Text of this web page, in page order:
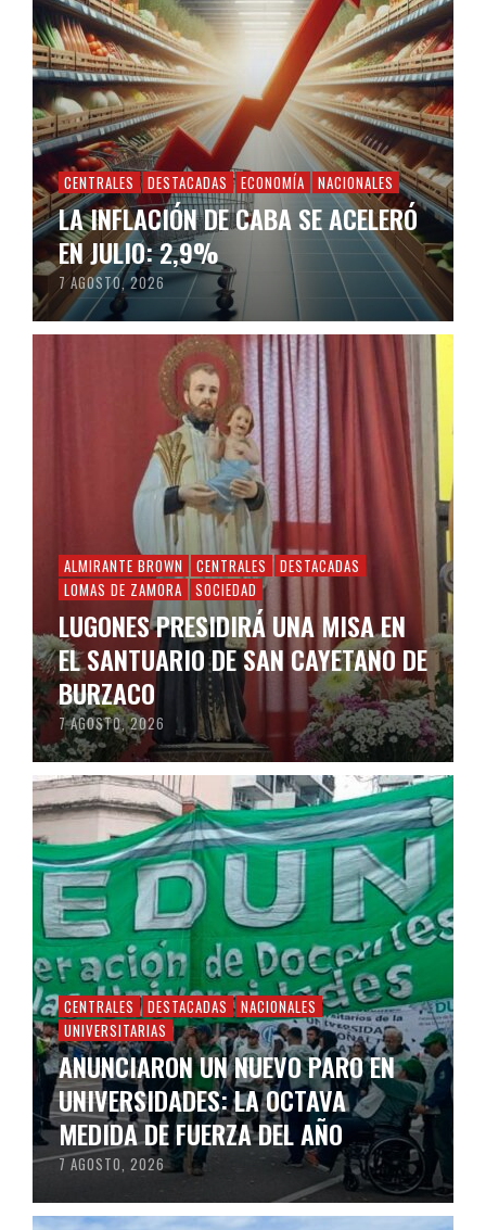
CENTRALES DESTACADAS ECONOMÍA NACIONALES
LA INFLACIÓN DE CABA SE ACELERÓ
EN JULIO: 2,9%
7 AGOSTO, 2026
ALMIRANTE BROWN CENTRALES
DESTACADAS
LOMAS DE ZAMORA
SOCIEDAD
LUGONES PRESIDIRÁ UNA MISA EN
EL SANTUARIO DE SAN CAYETANO DE
BURZACO
7 AGOSTO, 2026
CENTRALES DESTACADAS
NACIONALES
UNIVERSITARIAS
ANUNCIARON UN NUEVO PARO EN
UNIVERSIDADES: LA OCTAVA
MEDIDA DE FUERZA DEL AÑO
7 AGOSTO, 2026